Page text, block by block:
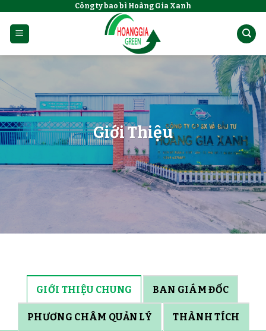
content
Công ty bao bì Hoàng Gia Xanh
Giới Thiệu
GIỚI THIỆU CHUNG BAN GIÁM ĐỐC
PHƯƠNG CHÂM QUẢN LÝ THÀNH TÍCH